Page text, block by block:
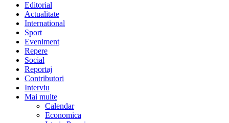
Editorial
Actualitate
International
Sport
Eveniment
Repere
Social
Reportaj
Contributori
Interviu
Mai multe
Calendar
Economica